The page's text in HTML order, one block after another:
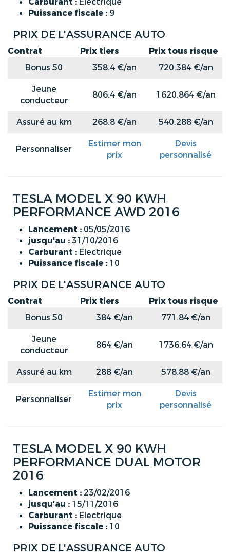
Puissance fiscale : 9
PRIX DE L'ASSURANCE AUTO
Contrat Prix tiers
Prix tous risque
Bonus 50
358.4 €/an
720.384 €/an
Jeune
conducteur
806.4 €/an 1620.864 €/an
Assuré au km 268.8 €/an 540.288 €/an
Personnaliser
Estimer mon
prix
Devis
personnalisé
TESLA MODEL X 90 KWH
PERFORMANCE AWD 2016
Lancement : 05/05/2016
jusqu'au :31/10/2016
Carburant : Electrique
Puissance fiscale : 10
PRIX DE L'ASSURANCE AUTO
Contrat Prix tiers
Prix tous risque
Bonus 50
384 €/an
771.84 €/an
Jeune
conducteur
864 €/an 1736.64 €/an
Assuré au km 288 €/an 578.88 €/an
Personnaliser
Estimer mon
prix
Devis
personnalisé
TESLA MODEL X 90 KWH
PERFORMANCE DUAL MOTOR
2016
Lancement : 23/02/2016
jusqu'au : 15/11/2016
Carburant : Electrique
Puissance fiscale : 10
PRIX DE L'ASSURANCE AUTO